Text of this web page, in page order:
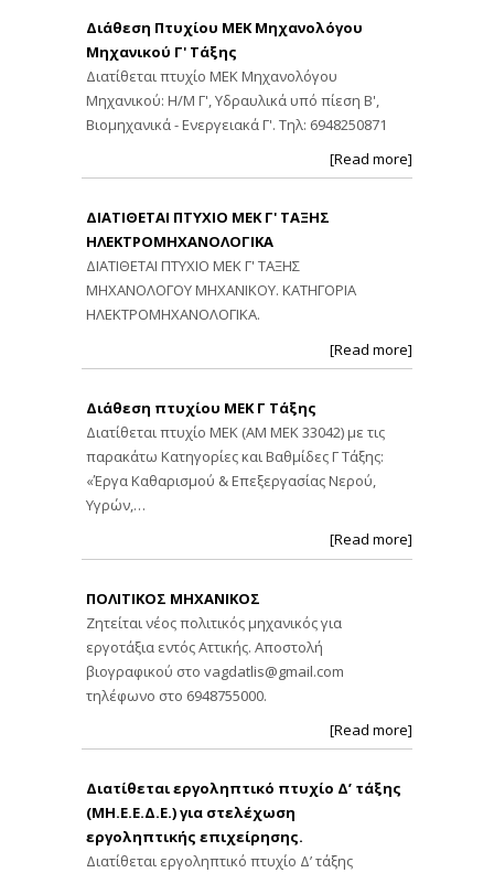
Διάθεση Πτυχίου ΜΕΚ Μηχανολόγου
Μηχανικού Γ' Τάξης
Διατίθεται πτυχίο ΜΕΚ Μηχανολόγου
Μηχανικού: Η/Μ Γ', Υδραυλικά υπό πίεση Β',
Βιομηχανικά - Ενεργειακά Γ'. Τηλ: 6948250871
[Read more]
ΔΙΑΤΙΘΕΤΑΙ ΠΤΥΧΙΟ ΜΕΚ Γ' ΤΑΞΗΣ
ΗΛΕΚΤΡΟΜΗΧΑΝΟΛΟΓΙΚΑ
ΔΙΑΤΙΘΕΤΑΙ ΠΤΥΧΙΟ ΜΕΚ Γ' ΤΑΞΗΣ
ΜΗΧΑΝΟΛΟΓΟΥ ΜΗΧΑΝΙΚΟΥ. ΚΑΤΗΓΟΡΙΑ
ΗΛΕΚΤΡΟΜΗΧΑΝΟΛΟΓΙΚΑ.
[Read more]
Διάθεση πτυχίου ΜΕΚ Γ Τάξης
Διατίθεται πτυχίο ΜΕΚ (ΑΜ ΜΕΚ 33042) με τις
παρακάτω Κατηγορίες και Βαθμίδες Γ Τάξης:
«Έργα Καθαρισμού & Επεξεργασίας Νερού,
Υγρών,…
[Read more]
ΠΟΛΙΤΙΚΟΣ ΜΗΧΑΝΙΚΟΣ
Ζητείται νέος πολιτικός μηχανικός για
εργοτάξια εντός Αττικής. Αποστολή
βιογραφικού στο vagdatlis@gmail.com
τηλέφωνο στο 6948755000.
[Read more]
Διατίθεται εργοληπτικό πτυχίο Δ’ τάξης
(ΜΗ.Ε.Ε.Δ.Ε.) για στελέχωση
εργοληπτικής επιχείρησης.
Διατίθεται εργοληπτικό πτυχίο Δ’ τάξης